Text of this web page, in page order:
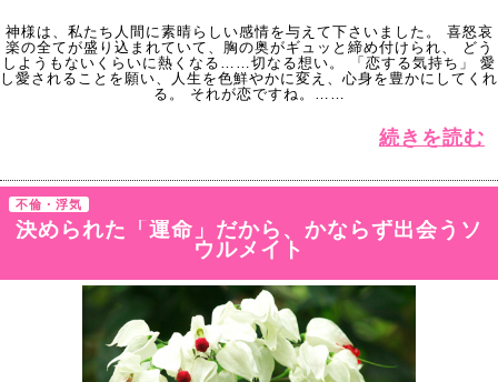
神様は、私たち人間に素晴らしい感情を与えて下さいました。 喜怒哀
楽の全てが盛り込まれていて、胸の奥がギュッと締め付けられ、 どう
しようもないくらいに熱くなる……切なる想い。 「恋する気持ち」 愛
し愛されることを願い、人生を色鮮やかに変え、心身を豊かにしてくれ
る。 それが恋ですね。……
続きを読む
不倫・浮気
決められた「運命」だから、かならず出会うソ
ウルメイト